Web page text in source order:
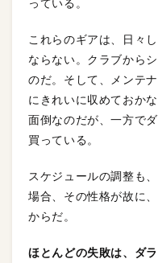
っている。
これらのギアは、日々
ならない。クラブから
のだ。そして、メンテ
にきれいに収めておか
面倒なのだが、一方で
買っている。
スケジュールの調整も
場合、その性格が故に
からだ。
ほとんどの失敗は、ダ